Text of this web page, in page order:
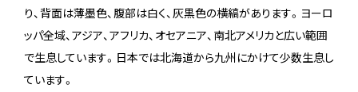
り、背面は薄墨色、腹部は白く、灰黒色の横縞があります。ヨーロ
ッパ全域、アジア、アフリカ、オセアニア、南北アメリカと広い範囲
で生息しています。日本では北海道から九州にかけて少数生息し
ています。